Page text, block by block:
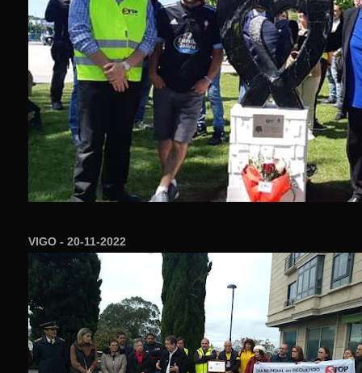
VIGO - 20-11-2022